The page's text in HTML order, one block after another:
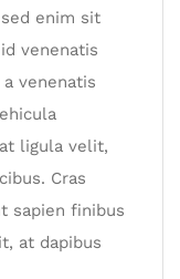
enim sit
venenatis
venenatis
ligula velit,
Cras
sapien finibus
at dapibus